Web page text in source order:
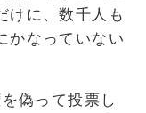
けに、数千人も
かなっていない
偽って投票し